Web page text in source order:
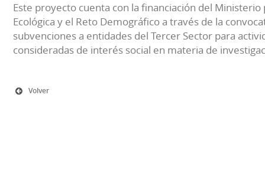
Este proyecto cuenta con la financiación del Ministerio
Ecológica y el Reto Demográfico a través de la
subvenciones a entidades del Tercer Sector para
consideradas de interés social en materia de
Volver